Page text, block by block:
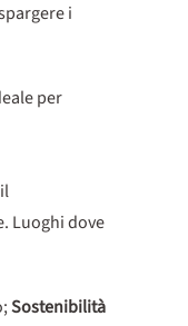
i
per
Luoghi dove
Sostenibilità